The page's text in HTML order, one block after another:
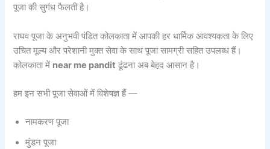
पूजा की सुगंध फैलती है।
राघव पूजा के अनुभवी पंडित कोलकाता में आपकी हर धार्मिक आवश्यकता के लिए
उचित मूल्य और परेशानी मुक्त सेवा के साथ पूजा सामग्री सहित उपलब्ध हैं।
कोलकाता में near me pandit ढूंढना अब बेहद आसान है।
हम इन सभी पूजा सेवाओं में विशेषज्ञ हैं —
नामकरण पूजा
मुंडन पूजा